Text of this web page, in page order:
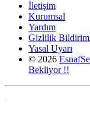
İletişim
Kurumsal
Yardım
Gizlilik
Yasal Uyarı
© 2026
Bekliyor !!
,